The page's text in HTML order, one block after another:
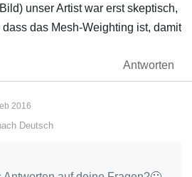
unser Artist war erst skeptisch,
das Mesh-Weighting ist, damit
Antworten
2016
Deutsch